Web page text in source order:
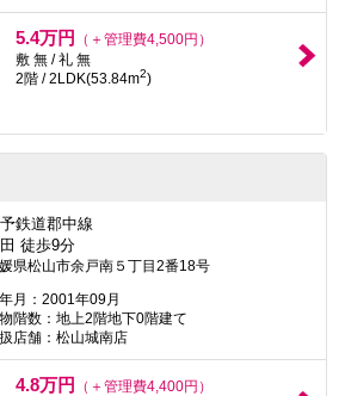
5.4万円
（＋管理費4,500円）
敷 無 / 礼 無
2階 / 2LDK(53.84m2)
鉄道郡中線
徒歩9分
県松山市余戸南５丁目2番18号
月：2001年09月
階数：地上2階地下0階建て
店舗：松山城南店
4.8万円
（＋管理費4,400円）